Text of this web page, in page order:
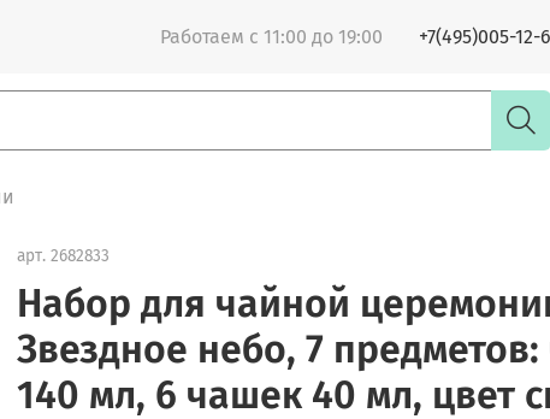
Работаем с 11:00 до 19:00 +7(495)005-12-
арт. 2682833
Набор для чайной
Звездное небо, 7
140 мл, 6 чашек 40 мл, цвет